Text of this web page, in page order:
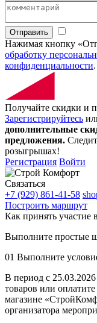
Отправить
Нажимая кнопку
обработку
конфиденциальности.
Получайте скидки и
Зарегистрируйтесь
дополнительные
предложения.
розыгрышах!
Регистрация Войти
Связаться
+7 (929) 861-41-58
Построить маршрут
Как принять участие
Выполните простые
01 Выполните
В период с
товаров или
магазине
организатора